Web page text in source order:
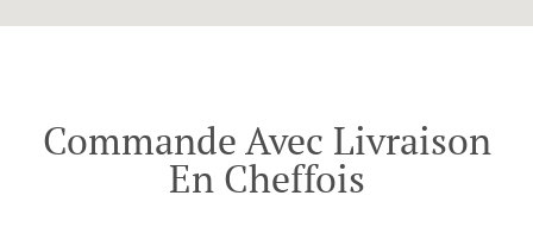
Commande Avec Livraison
En Cheffois